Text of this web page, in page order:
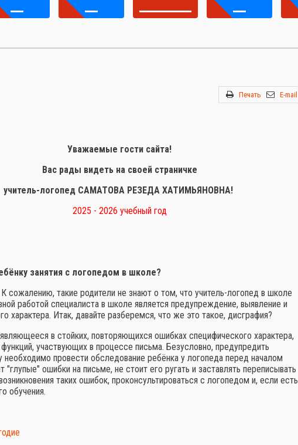
Печать E-mail
Уважаемые гости сайта!
Вас рады видеть на своей страничке
учитель-логопед САМАТОВА РЕЗЕДА ХАТИМЬЯНОВНА!
2025 - 2026 учебный год
занятия с логопедом в школе?
сожалению, такие родители не знают о том, что учитель-логопед в школе
работой специалиста в школе является предупреждение, выявление и
характера. Итак, давайте разберемся, что же это такое, дисграфия?
в стойких, повторяющихся ошибках специфического характера,
участвующих в процессе письма. Безусловно, предупредить
провести обследование ребёнка у логопеда перед началом
ошибки на письме, не стоит его ругать и заставлять переписывать
таких ошибок, проконсультироваться с логопедом и, если есть
обучения.